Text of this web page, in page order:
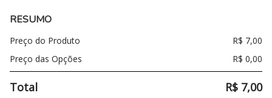
RESUMO
Preço do Produto R$ 7,00
Preço das Opções
R$ 0,00
Total R$ 7,00